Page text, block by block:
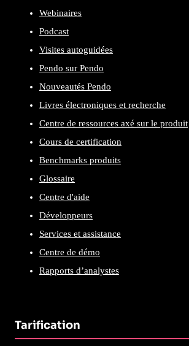
Webinaires
Podcast
Visites autoguidées
Pendo sur Pendo
Nouveautés Pendo
Livres électroniques et recherche
Centre de ressources axé sur le produit
Cours de certification
Benchmarks produits
Glossaire
Centre d'aide
Développeurs
Services et assistance
Centre de démo
Rapports d’analystes
Tarification